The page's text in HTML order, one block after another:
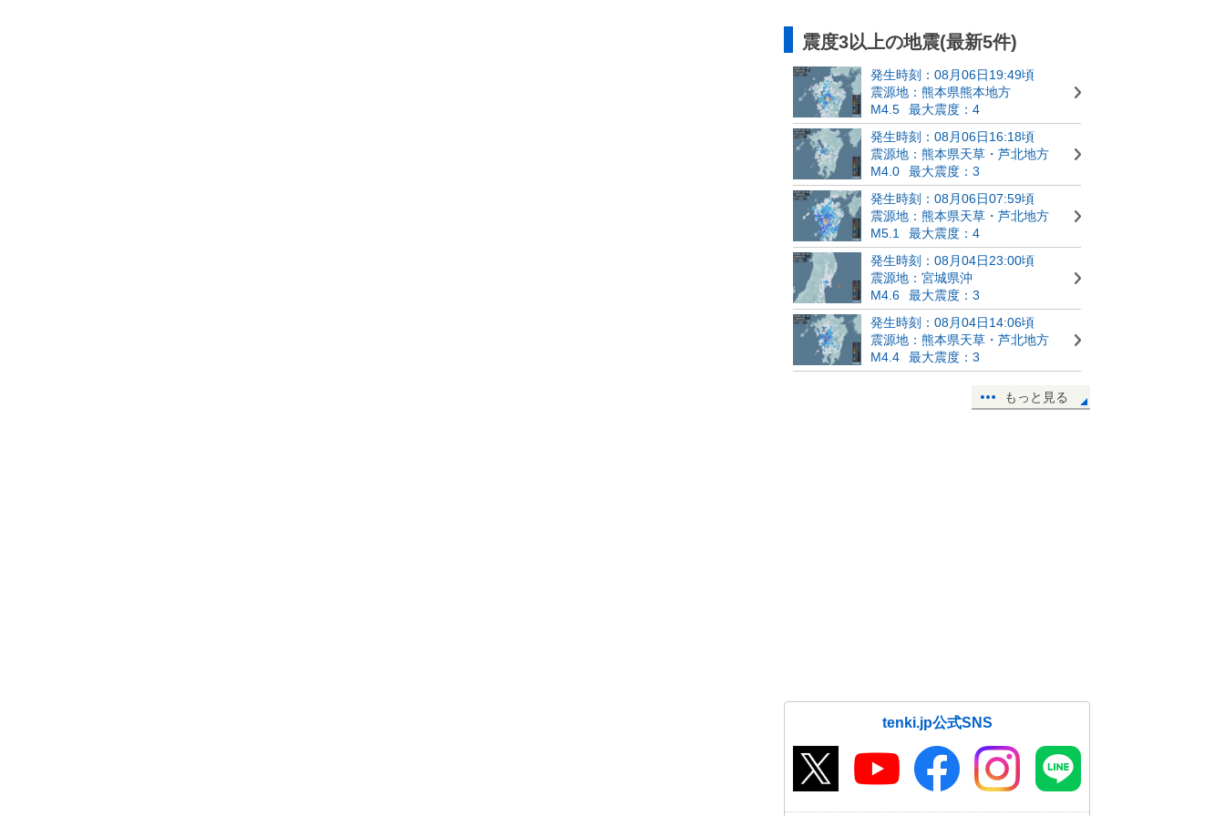
震度3以上の地震(最新5件)
発生時刻：08月06日19:49頃
震源地：熊本県熊本地方
M4.5
最大震度：4
発生時刻：08月06日16:18頃
震源地：熊本県天草・芦北地方
M4.0
最大震度：3
発生時刻：08月06日07:59頃
震源地：熊本県天草・芦北地方
M5.1
最大震度：4
発生時刻：08月04日23:00頃
震源地：宮城県沖
M4.6
最大震度：3
発生時刻：08月04日14:06頃
震源地：熊本県天草・芦北地方
M4.4
最大震度：3
もっと見る
tenki.jp公式SNS